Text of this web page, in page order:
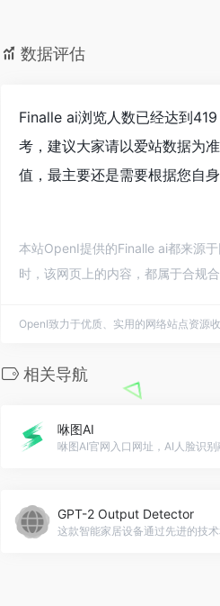
数据评估
Finalle ai浏览人数已经达到
考，建议大家请以爱站数据为
值，最主要还是需要根据您自
本站OpenI提供的Finalle ai都来源
时，该网页上的内容，都属于合规
OpenI致力于优质、实用的网络站点资源
相关导航
咻图AI
GPT-2 Output Detector